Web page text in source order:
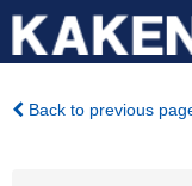
Back to previous